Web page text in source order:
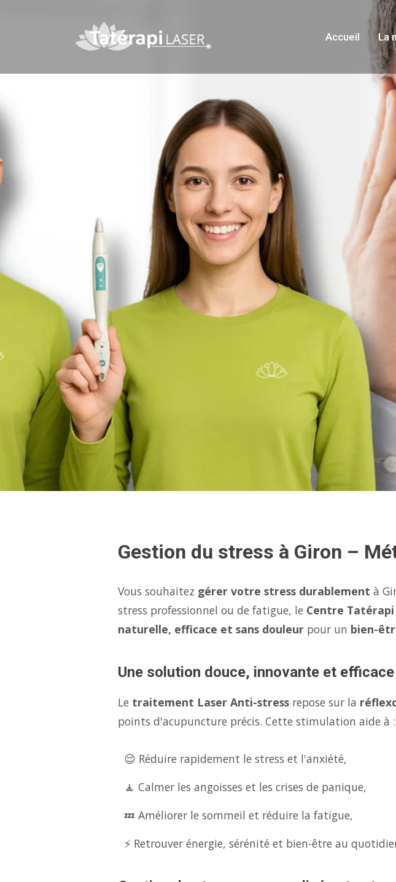
Accueil La
Gestion du stress à Giron –
Vous souhaitez gérer votre stress durablement à
stress professionnel ou de fatigue, le Centre
naturelle, efficace et sans douleur pour un bien-
Une solution douce, innovante et
Le traitement Laser Anti-stress repose sur la
points d'acupuncture précis. Cette stimulation aide à :
😌 Réduire rapidement le stress et l'anxiété,
🧘 Calmer les angoisses et les crises de panique,
💤 Améliorer le sommeil et réduire la fatigue,
⚡ Retrouver énergie, sérénité et bien-être au